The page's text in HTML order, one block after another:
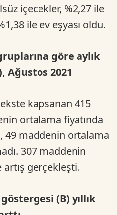
içecekler, %2,27 ile
ile ev eşyası oldu.
göre aylık
Ağustos 2021
kapsanan 415
ortalama fiyatında
49 maddenin ortalama
307 maddenin
gerçekleşti.
(B) yıllık